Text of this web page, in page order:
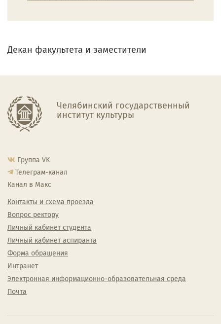
Декан факультета и заместители
Челябинский государственный
институт культуры
Группа VK
Телеграм-канал
Канал в Макс
Контакты и схема проезда
Вопрос ректору
Личный кабинет студента
Личный кабинет аспиранта
Форма обращения
Интранет
Электронная информационно-образовательная среда
Почта